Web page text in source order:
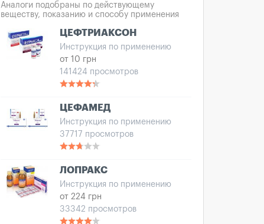
Аналоги подобраны по действующему
веществу, показанию и способу применения
ЦЕФТРИАКСОН
Инструкция по применению
от 10 грн
141424 просмотров
ЦЕФАМЕД
Инструкция по применению
37717 просмотров
ЛОПРАКС
Инструкция по применению
от 224 грн
33342 просмотров